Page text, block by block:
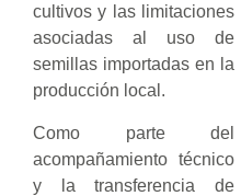
cultivos y las limitaciones
asociadas al uso de
semillas importadas en la
producción local.
Como parte del
acompañamiento técnico
y la transferencia de